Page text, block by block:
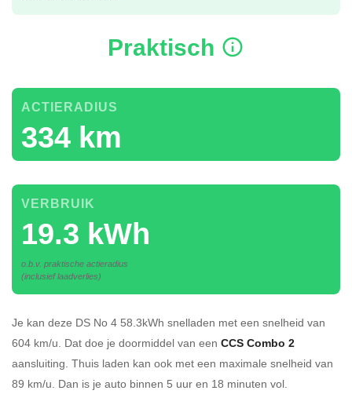
Praktisch
334 km
ACTIERADIUS
19.3 kWh
VERBRUIK
o.b.v. praktische actieradius
(inclusief laadverlies)
Je kan deze DS No 4 58.3kWh snelladen met een snelheid van
604 km/u. Dat doe je doormiddel van een CCS Combo 2
aansluiting. Thuis laden kan ook met een maximale snelheid van
89 km/u. Dan is je auto binnen 5 uur en 18 minuten vol.